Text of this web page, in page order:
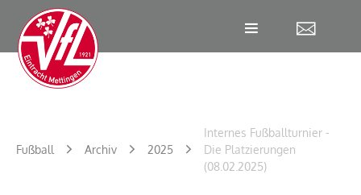
Fußball Archiv 2025
Internes Fußballturnier -
Die Platzierungen
(08.02.2025)